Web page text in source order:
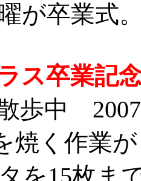
が卒業式
ス卒業記
歩中
焼く作業